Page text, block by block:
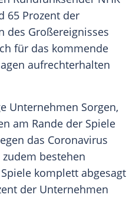
65 Prozent der
des Großereignisses
für das kommende
aufrechterhalten
Unternehmen Sorgen,
am Rande der Spiele
das Coronavirus
bestehen
komplett abgesagt
der Unternehmen